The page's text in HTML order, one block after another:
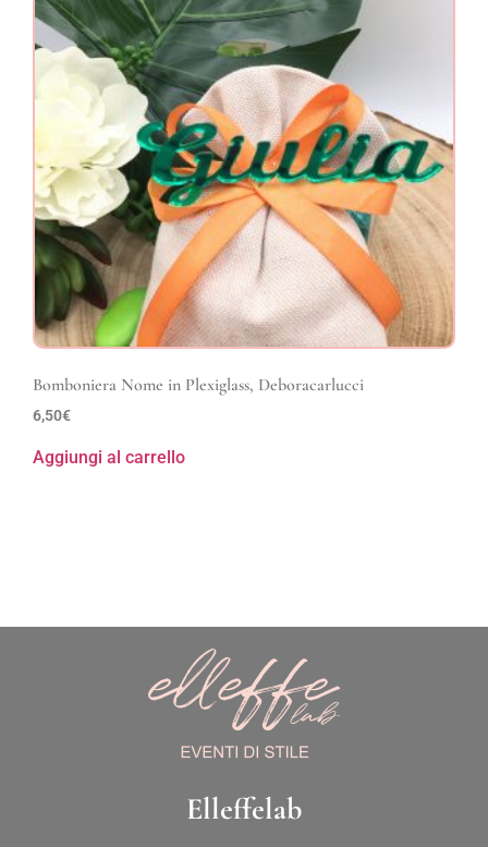
Bomboniera Nome in Plexiglass, Deboracarlucci
6,50€
Aggiungi al carrello
Elleffelab